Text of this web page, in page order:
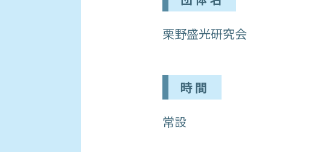
栗野盛光研究会
時間
常設